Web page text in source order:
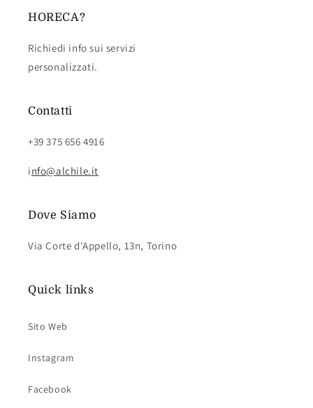
HORECA?
Richiedi info sui servizi
personalizzati.
Contatti
+39 375 656 4916
info@alchile.it
Dove Siamo
Via Corte d'Appello, 13n, Torino
Quick links
Sito Web
Instagram
Facebook